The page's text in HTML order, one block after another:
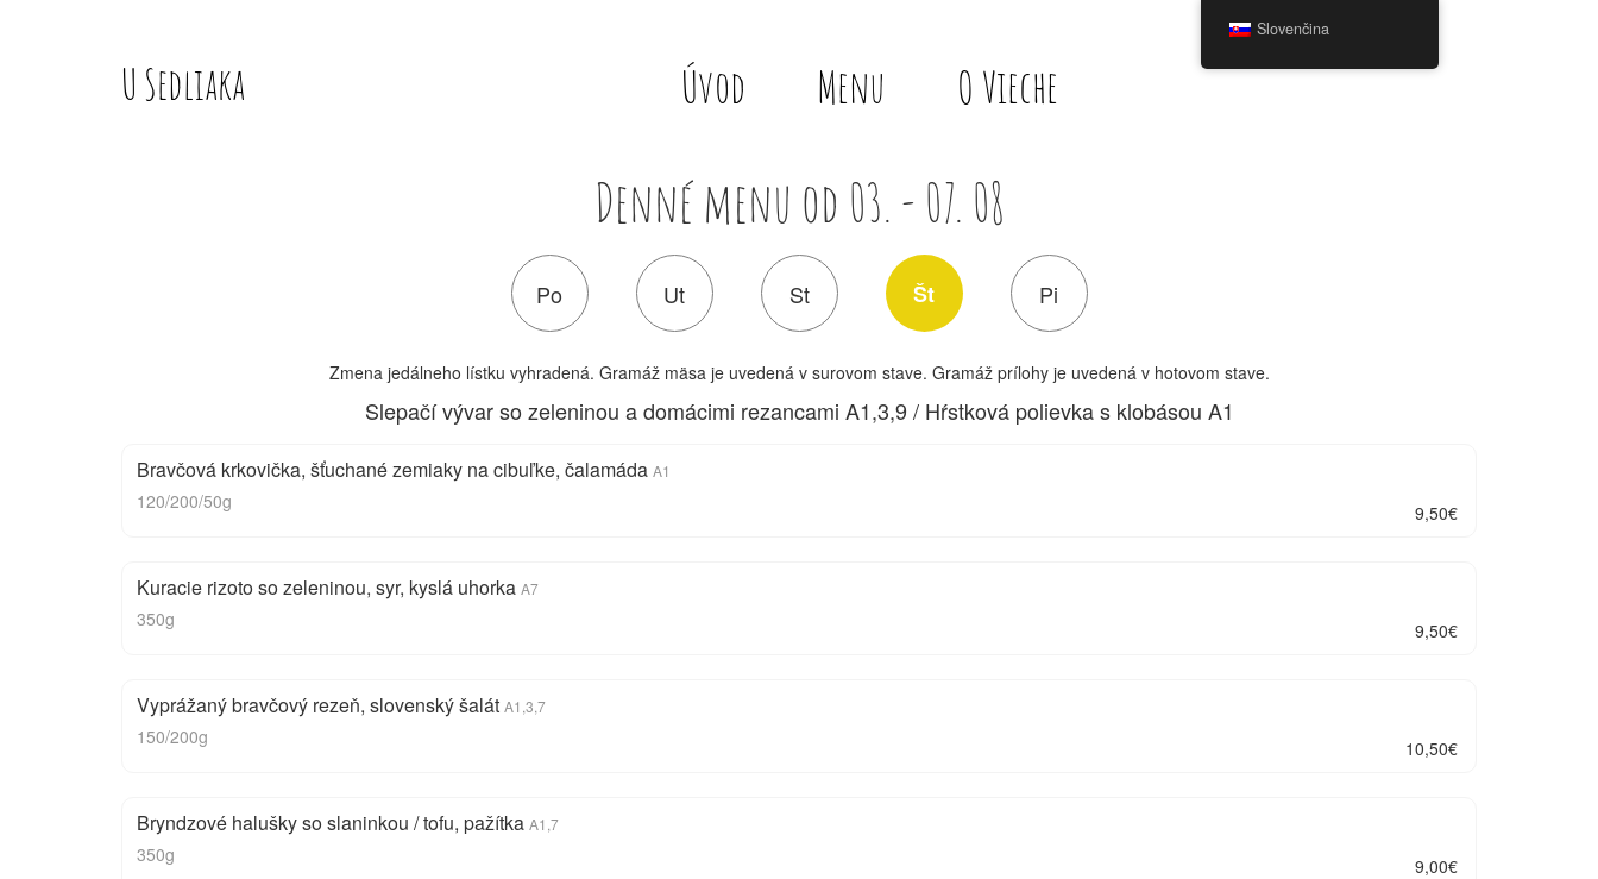
U Sedliaka Úvod Menu O Vieche
Denné menu od 03. - 07. 08
Po Ut St Št Pi
Zmena jedálneho lístku vyhradená. Gramáž mäsa je uvedená v surovom stave. Gramáž prílohy je uvedená v hotovom stave.
Slepačí vývar so zeleninou a domácimi rezancami A1,3,9 / Hŕstková polievka s klobásou A1
Bravčová krkovička, šťuchané zemiaky na cibuľke, čalamáda A1
9,50€
120/200/50g
Kuracie rizoto so zeleninou, syr, kyslá uhorka A7
9,50€
350g
Vyprážaný bravčový rezeň, slovenský šalát A1,3,7
10,50€
150/200g
Bryndzové halušky so slaninkou / tofu, pažítka A1,7
9,00€
350g
Slovenčina